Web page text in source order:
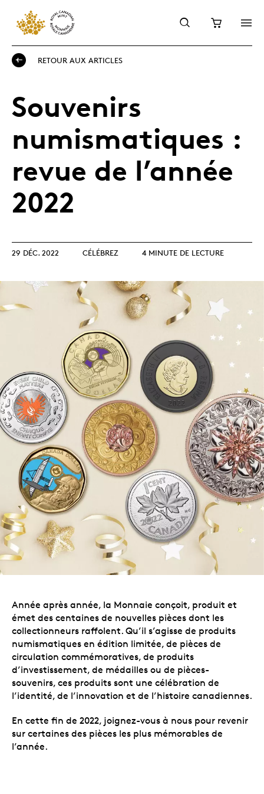
RETOUR AUX ARTICLES
Souvenirs
numismatiques :
revue de l’année
2022
29 DÉC. 2022 CÉLÉBREZ 4 MINUTE DE LECTURE
Année après année, la Monnaie conçoit, produit et
émet des centaines de nouvelles pièces dont les
collectionneurs raffolent. Qu’il s’agisse de produits
numismatiques en édition limitée, de pièces de
circulation commémoratives, de produits
d’investissement, de médailles ou de pièces-
souvenirs, ces produits sont une célébration de
l’identité, de l’innovation et de l’histoire canadiennes.
En cette fin de 2022, joignez-vous à nous pour revenir
sur certaines des pièces les plus mémorables de
l’année.